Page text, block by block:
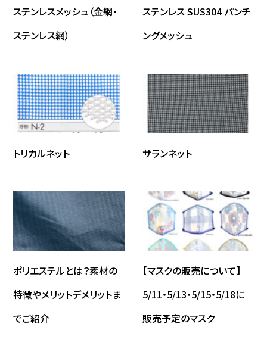
ステンレスメッシュ（金網・
ステンレス網）
ステンレス SUS304 パンチ
ングメッシュ
トリカルネット サランネット
ポリエステルとは？素材の
特徴やメリットデメリットま
でご紹介
【マスクの販売について】
5/11・5/13・5/15・5/18に
販売予定のマスク